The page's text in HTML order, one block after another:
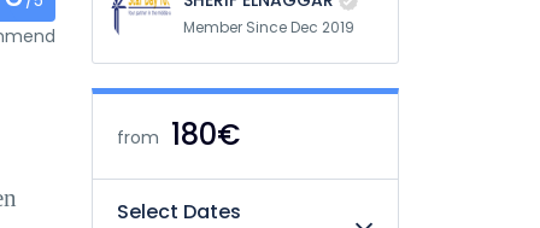
Member Since Dec 2019
from 180€
Select Dates